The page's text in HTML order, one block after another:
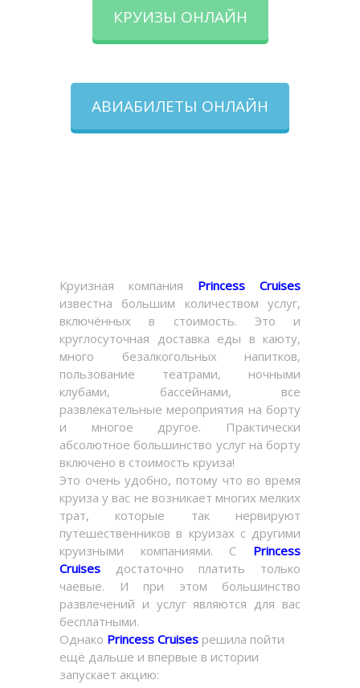
КРУИЗЫ ОНЛАЙН
АВИАБИЛЕТЫ ОНЛАЙН
Круизная компания Princess Cruises
известна большим количеством услуг,
включённых в стоимость. Это и
круглосуточная доставка еды в каюту,
много безалкогольных напитков,
пользование театрами, ночными
клубами, бассейнами, все
развлекательные мероприятия на борту
и многое другое. Практически
абсолютное большинство услуг на борту
включено в стоимость круиза!
Это очень удобно, потому что во время
круиза у вас не возникает многих мелких
трат, которые так нервируют
путешественников в круизах с другими
круизными компаниями. С Princess
Cruises достаточно платить только
чаевые. И при этом большинство
развлечений и услуг являются для вас
бесплатными.
Однако Princess Cruises решила пойти
ещё дальше и впервые в истории
запускает акцию: